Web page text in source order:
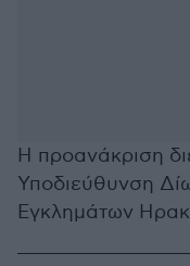
Η προανάκριση
Υποδιεύθυνση
Εγκλημάτων